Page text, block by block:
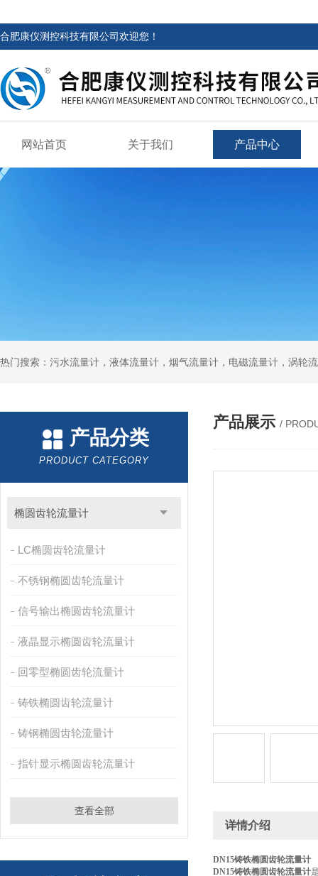
合肥康仪测控科技有限公司欢迎您！
网站首页 关于我们 产品中心
产品分类
PRODUCT CATEGORY
椭圆齿轮流量计
LC椭圆齿轮流量计
不锈钢椭圆齿轮流量计
信号输出椭圆齿轮流量计
液晶显示椭圆齿轮流量计
回零型椭圆齿轮流量计
铸铁椭圆齿轮流量计
铸钢椭圆齿轮流量计
指针显示椭圆齿轮流量计
查看全部
产品展示 /
详情介绍
DN15铸铁椭圆齿轮流量计
DN15铸铁椭圆齿轮流量计